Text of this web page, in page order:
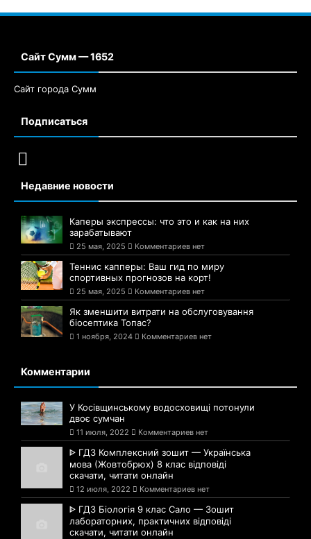
Сайт Сумм — 1652
Сайт города Сумм
Подписаться
Недавние новости
Каперы экспрессы: что это и как на них
зарабатывают
25 мая, 2025 Комментариев нет
Теннис капперы: Ваш гид по миру
спортивных прогнозов на корт!
25 мая, 2025 Комментариев нет
Як зменшити витрати на обслуговування
біосептика Топас?
1 ноября, 2024 Комментариев нет
Комментарии
У Косівщинському водосховищі потонули
двоє сумчан
11 июля, 2022 Комментариев нет
ᐈ ГДЗ Комплексний зошит — Українська
мова (Жовтобрюх) 8 клас відповіді
скачати, читати онлайн
12 июля, 2022 Комментариев нет
ᐈ ГДЗ Біологія 9 клас Сало — Зошит
лабораторних, практичних відповіді
скачати, читати онлайн